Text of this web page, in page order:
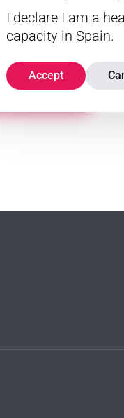
I declare I am a
capacity in Spain.
Accept